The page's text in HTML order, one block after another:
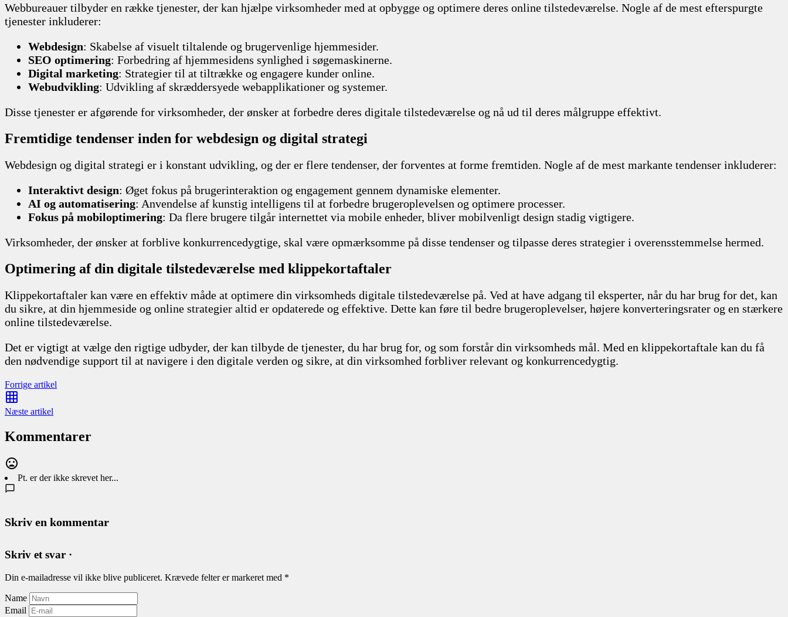
Webbureauer tilbyder en række tjenester, der kan hjælpe virksomheder med at opbygge og optimere deres online tilstedeværelse. Nogle af de mest efterspurgte
tjenester inkluderer:
Webdesign: Skabelse af visuelt tiltalende og brugervenlige hjemmesider.
SEO optimering: Forbedring af hjemmesidens synlighed i søgemaskinerne.
Digital marketing: Strategier til at tiltrække og engagere kunder online.
Webudvikling: Udvikling af skræddersyede webapplikationer og systemer.
Disse tjenester er afgørende for virksomheder, der ønsker at forbedre deres digitale tilstedeværelse og nå ud til deres målgruppe effektivt.
Fremtidige tendenser inden for webdesign og digital strategi
Webdesign og digital strategi er i konstant udvikling, og der er flere tendenser, der forventes at forme fremtiden. Nogle af de mest markante tendenser inkluderer:
Interaktivt design: Øget fokus på brugerinteraktion og engagement gennem dynamiske elementer.
AI og automatisering: Anvendelse af kunstig intelligens til at forbedre brugeroplevelsen og optimere processer.
Fokus på mobiloptimering: Da flere brugere tilgår internettet via mobile enheder, bliver mobilvenligt design stadig vigtigere.
Virksomheder, der ønsker at forblive konkurrencedygtige, skal være opmærksomme på disse tendenser og tilpasse deres strategier i overensstemmelse hermed.
Optimering af din digitale tilstedeværelse med klippekortaftaler
Klippekortaftaler kan være en effektiv måde at optimere din virksomheds digitale tilstedeværelse på. Ved at have adgang til eksperter, når du har brug for det, kan
du sikre, at din hjemmeside og online strategier altid er opdaterede og effektive. Dette kan føre til bedre brugeroplevelser, højere konverteringsrater og en stærkere
online tilstedeværelse.
Det er vigtigt at vælge den rigtige udbyder, der kan tilbyde de tjenester, du har brug for, og som forstår din virksomheds mål. Med en klippekortaftale kan du få
den nødvendige support til at navigere i den digitale verden og sikre, at din virksomhed forbliver relevant og konkurrencedygtig.
Forrige artikel
Næste artikel
Kommentarer
Pt. er der ikke skrevet her...
Skriv en kommentar
Skriv et svar ·
Din e-mailadresse vil ikke blive publiceret. Krævede felter er markeret med *
Name
Email